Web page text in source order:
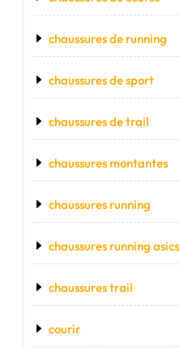
chaussures de running
chaussures de sport
chaussures de trail
chaussures montantes
chaussures running
chaussures running asics
chaussures trail
courir